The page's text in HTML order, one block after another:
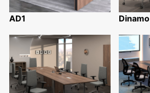
AD1 Dinamo